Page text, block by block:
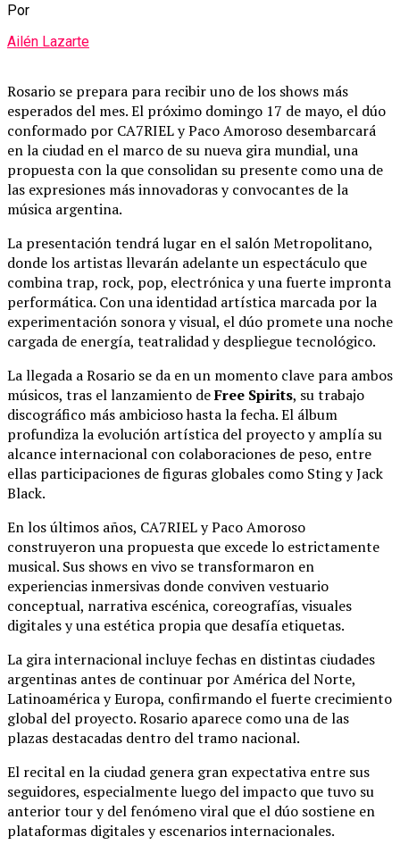
Por
Ailén Lazarte
Rosario se prepara para recibir uno de los shows más
esperados del mes. El próximo domingo 17 de mayo, el dúo
conformado por CA7RIELyPaco Amoroso desembarcará
en la ciudad en el marco de su nueva gira mundial, una
propuesta con la que consolidan su presente como una de
las expresiones más innovadoras y convocantes de la
música argentina.
La presentación tendrá lugar en el salón Metropolitano,
donde los artistas llevarán adelante un espectáculo que
combina trap, rock, pop, electrónica y una fuerte impronta
performática. Con una identidad artística marcada por la
experimentación sonora y visual, el dúo promete una noche
cargada de energía, teatralidad y despliegue tecnológico.
La llegada a Rosario se da en un momento clave para ambos
músicos, tras el lanzamiento deFree Spirits, su trabajo
discográfico más ambicioso hasta la fecha. El álbum
profundiza la evolución artística del proyecto y amplía su
alcance internacional con colaboraciones de peso, entre
ellas participaciones de figuras globales como StingyJack
Black.
En los últimos años, CA7RIEL y Paco Amoroso
construyeron una propuesta que excede lo estrictamente
musical. Sus shows en vivo se transformaron en
experiencias inmersivas donde conviven vestuario
conceptual, narrativa escénica, coreografías, visuales
digitales y una estética propia que desafía etiquetas.
La gira internacional incluye fechas en distintas ciudades
argentinas antes de continuar por América del Norte,
Latinoamérica y Europa, confirmando el fuerte crecimiento
global del proyecto. Rosario aparece como una de las
plazas destacadas dentro del tramo nacional.
El recital en la ciudad genera gran expectativa entre sus
seguidores, especialmente luego del impacto que tuvo su
anterior tour y del fenómeno viral que el dúo sostiene en
plataformas digitales y escenarios internacionales.